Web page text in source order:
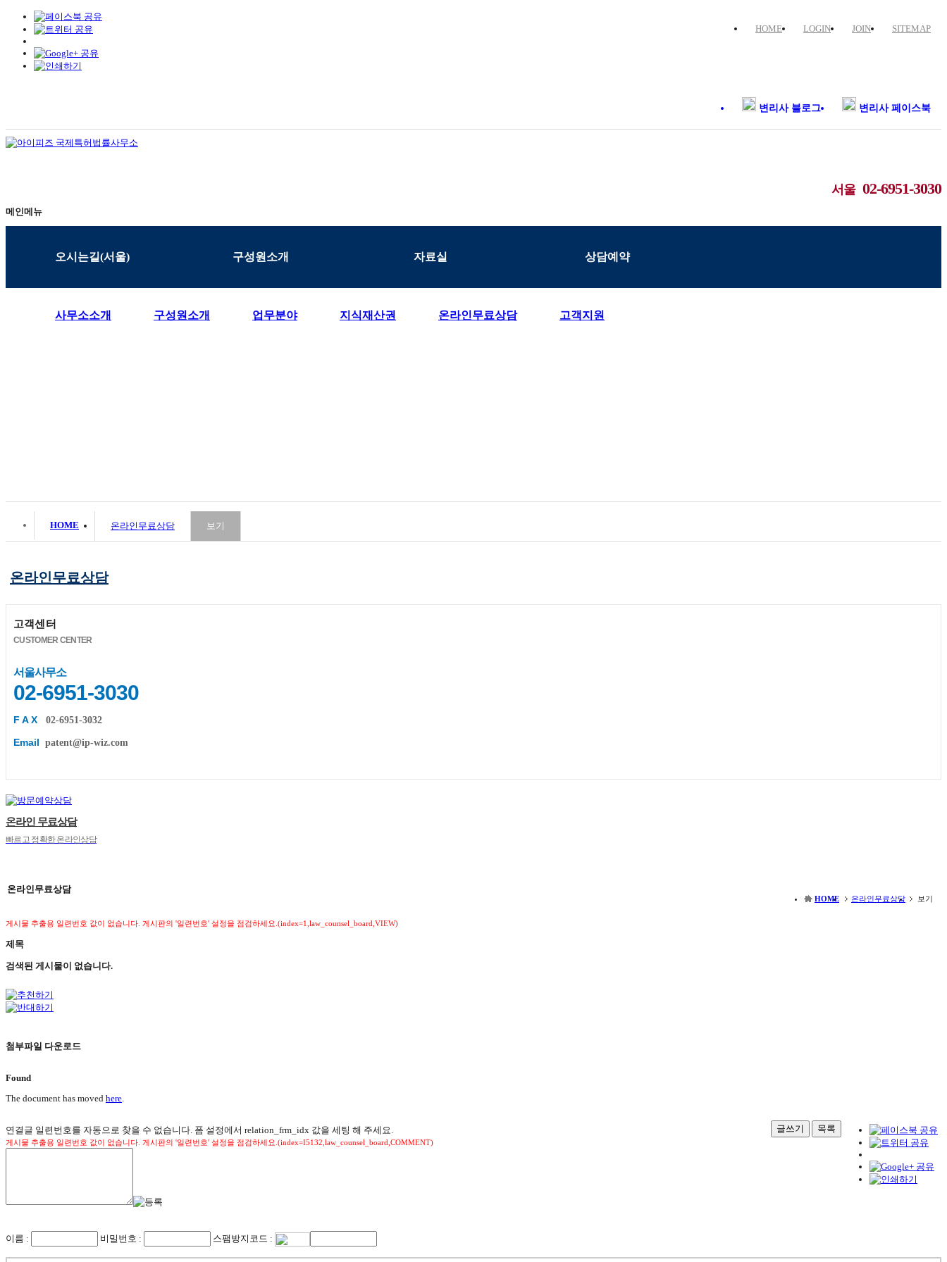
HOME LOGIN JOIN SITEMAP
변리사 블로그 변리사 페이스북
서울02-6951-3030
메인메뉴
오시는길(서울) 구성원소개 자료실 상담예약
사무소소개 구성원소개 업무분야 지식재산권 온라인무료상담 고객지원
HOME 온라인무료상담 보기
온라인무료상담
고객센터
CUSTOMER CENTER
서울사무소
02-6951-3030
F A X 02-6951-3032
Email patent@ip-wiz.com
온라인 무료상담
빠르고 정확한 온라인상담
온라인무료상담
HOME 온라인무료상담 보기
게시물 추출용 일련번호 값이 없습니다. 게시판의 '일련번호' 설정을 점검하세요.(index=1,law_counsel_board,VIEW)
제목
검색된 게시물이 없습니다.
첨부파일 다운로드
Found
The document has moved here
글쓰기 목록
연결글 일련번호를 자동으로 찾을 수 없습니다. 폼 설정에서 relation_frm_idx 값을 세팅 해 주세요.
게시물 추출용 일련번호 값이 없습니다. 게시판의 '일련번호' 설정을 점검하세요.(index=I5132,law_counsel_board,COMMENT)
이름 : 비밀번호 : 스팸방지코드 :